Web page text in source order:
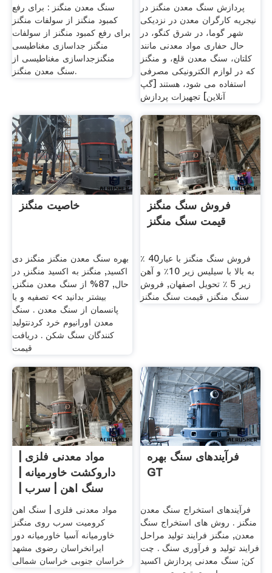
سنگ معدن منگنز : برای رفع
کمبود منگنز از سولفات منگنز
برای رفع کمبود منگنز از سولفات
منگنز جداسازی مغناطیسی
منگنزجداسازی مغناطیسی از
سنگ معدن منگنز.
پردازش سنگ معدن منگنز در
نیجریه کارگران معدن در نزدیکی
شهر گوما، در شرق کنگو، در
حال حفاری مواد معدنی مانند
کلتان، سنگ معدن قلع، و منگنز
که در لوازم الکترونیکی مصرفی
استفاده می شود، هستند [گپ
آنلاین] تجهیزات پردازش
خاصیت منگنز
بهره سنگ معدن منگنز منگنز دی
اکسید, منگنز به اکسيد منگنز, در
حال, 87% از سنگ معدن منگنز,
بیشتر بدانید >> تصفیه و یا
پانسمان از سنگ معدن . سنگ
معدن اورانیوم خرد کردنتولید
کنندگان سنگ شکن . دریافت
قیمت
فروش سنگ منگنز
قيمت سنگ منگنز
فروش سنگ منگنز با عیار40 ٪
به بالا با سیلیس زیر 10٪ و آهن
زیر 5 ٪ تحویل اصفهان, فروش
سنگ منگنز, قيمت سنگ منگنز
مواد معدنی فلزی |
داروکشت خاورمیانه |
سنگ اهن | سرب |
روی
مواد معدنی فلزی | سنگ اهن
کرومیت سرب روی منگنز
خاورمیانه آسیا خاورمیانه دور
ایرانخراسان رضوی مشهد
خراسان جنوبی خراسان شمالی
فرآیندهای سنگ بهره
GT
فرآیندهای استخراج سنگ معدن
منگنز . روش های استخراج سنگ
معدن, منگنز فرایند تولید مراحل
فرایند تولید و فرآوری سنگ . چت
کن; سنگ معدنی پردازش اکسید